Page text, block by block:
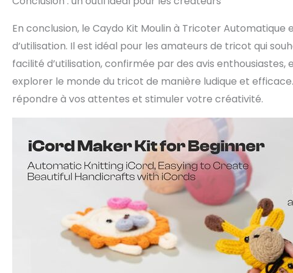
En conclusion, le Caydo Kit Moulin à Tricoter
d’utilisation. Il est idéal pour les amateurs de tricot qui
facilité d’utilisation, confirmée par des avis
explorer le monde du tricot de manière ludique et
répondre à vos attentes et stimuler votre créativité.